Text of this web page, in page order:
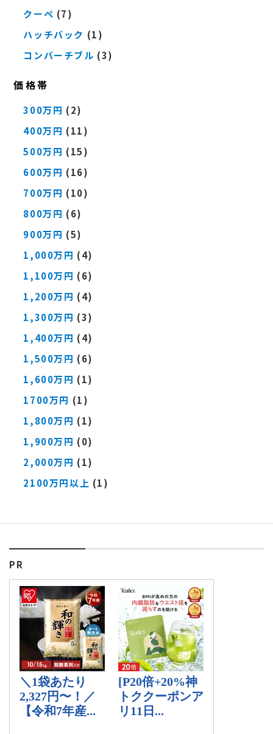
クーペ (7)
ハッチバック (1)
コンバーチブル (3)
価格帯
300万円 (2)
400万円 (11)
500万円 (15)
600万円 (16)
700万円 (10)
800万円 (6)
900万円 (5)
1,000万円 (4)
1,100万円 (6)
1,200万円 (4)
1,300万円 (3)
1,400万円 (4)
1,500万円 (6)
1,600万円 (1)
1700万円 (1)
1,800万円 (1)
1,900万円 (0)
2,000万円 (1)
2100万円以上 (1)
PR